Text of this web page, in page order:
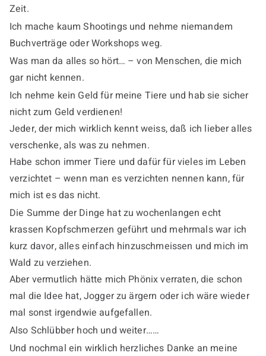
Zeit.
Ich mache kaum Shootings und nehme niemandem
Buchverträge oder Workshops weg.
Was man da alles so hört… – von Menschen, die mich
gar nicht kennen.
Ich nehme kein Geld für meine Tiere und hab sie sicher
nicht zum Geld verdienen!
Jeder, der mich wirklich kennt weiss, daß ich lieber alles
verschenke, als was zu nehmen.
Habe schon immer Tiere und dafür für vieles im Leben
verzichtet – wenn man es verzichten nennen kann, für
mich ist es das nicht.
Die Summe der Dinge hat zu wochenlangen echt
krassen Kopfschmerzen geführt und mehrmals war ich
kurz davor, alles einfach hinzuschmeissen und mich im
Wald zu verziehen.
Aber vermutlich hätte mich Phönix verraten, die schon
mal die Idee hat, Jogger zu ärgern oder ich wäre wieder
mal sonst irgendwie aufgefallen.
Also Schlübber hoch und weiter……
Und nochmal ein wirklich herzliches Danke an meine